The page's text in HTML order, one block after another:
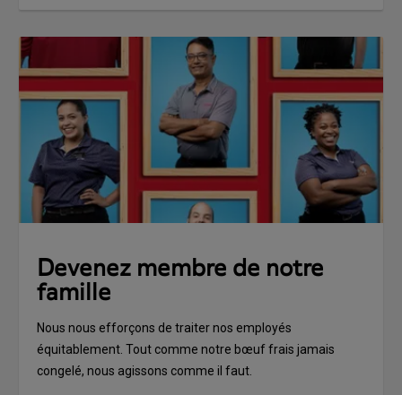
Devenez membre de notre
famille
Nous nous efforçons de traiter nos employés
équitablement. Tout comme notre bœuf frais jamais
congelé, nous agissons comme il faut.